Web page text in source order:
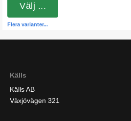
Flera varianter...
Välj ...
Källs
Källs AB
Växjövägen 321